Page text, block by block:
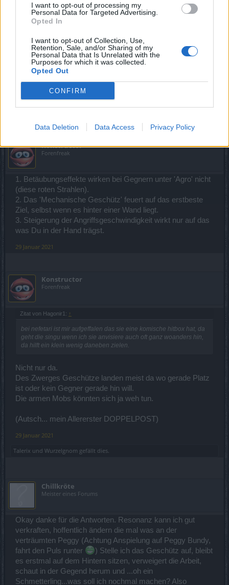
I want to opt-out of processing my
Personal Data for Targeted Advertising.
Opted In
I want to opt-out of Collection, Use,
Retention, Sale, and/or Sharing of my
Personal Data that Is Unrelated with the
Purposes for which it was collected.
Opted Out
CONFIRM
Data Deletion Data Access Privacy Policy
neueren Gedanken aktualisiert.
rüstungsbruch
bei nefetari ist mir aufgeffalen das sie eine komische hitbox
woanders hin,
da hilft ein klein wenig daneben zielen.
liebe Grüße
Hagonir
Konstructor
Forenfreak
1. Betäubungseffekte wirken bei Gegnern unter 'Agro' nicht
(diese roten Strahlen).
2. Das 'Mechanische Geschütz' feuert auf das erstbeste
Ziel, selbst wenn es hinter einer Wand liegt.
3. Steigerung der Angriffsgeschwindigkeit wirkt nur auf das
was Du in der Hand trägst.
29 Januar 2021
Konstructor
Forenfreak
Zitat von Hagonir1: ↑
bei nefetari ist mir aufgeffalen das sie eine komische hitbox hat, da
geht die singu wenn ich sie anvisiere auch oft ganz woanders hin,
da hilft ein klein wenig daneben zielen.
Nicht nur da.
Des Zwerges Geschütze landen meist da wo gerade Platz
ist oder kein Gegner gerade hin will.
Die armen Mobs könnten sich ja weh tun.
(Autsch... mein Allererster DOPPELPOST)
29 Januar 2021
Talerix und Wurzelgnom gefällt dies.
Chillkröte
Meister eines Forums
Okay danke für die Antworten. Resonanz kann ich gut
verkraften, hoffentlich ändern die mal was an der
verträumten Peggy (Achtung Anspielung auf Peggy Bundy,
fahrt den Puls runter
) Stelle ich das Geschütz auf, bleibt
es erstmal auf dem Hintern sitzen, verweigert die Arbeit,
schaut in der Gegend herum und ...oh ein
Schmetterling...was soll ich nochmal machen? Also